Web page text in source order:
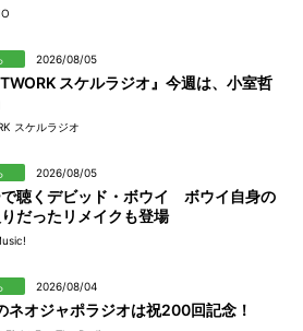
2026/08/05
スケルラジオ』今週は、小室哲
スケルラジオ
2026/08/05
聴くデビッド・ボウイ ボウイ自身の
だったリメイクも登場
2026/08/04
オジャポラジオは祝200回記念！